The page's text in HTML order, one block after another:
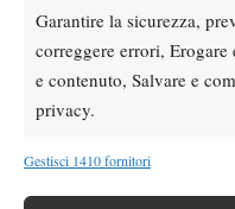
Garantire la sicurezza,
correggere errori,
e contenuto, Salvare e
privacy.
Gestisci 1410 fornitori
Editore:VIBES MEDIA
Direttore Responsabile:
HOME
ENTRY LIST
NEWS